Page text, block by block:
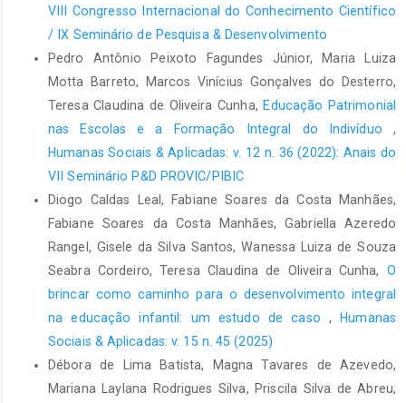
2016. Disponível em:
https://nasenjournals.onlinelibrary.wiley.com/doi/epdf/10.1111/
3802.12312. Acesso em: 12 ago 2024.
MANZINI, E. J. Tecnologia assistiva para educação: recursos
pedagógicos adaptados. In: ENSAIOS PEDAGÓGICOS
Construindo Escolas Inclusivas Brasília 2005. [s.l: s.n.].
Disponível em:
http://portal.mec.gov.br/seesp/arquivos/pdf/
MARCONI, M. de A.; LAKATOS, E. M. Técnicas de Pesquisa:
planejamento e execução de pesquisas, amostragens e
dados. 6. ed. São Paulo: Atlas, 2003.
MONTENEGRO, A. C. A.; SILVA, L. K. S. M.; BONOTTO, R. C. S.; et
al. Uso de sistema robusto de comunicação alternativa no
transtorno do espectro do autismo: relato de caso. Revista
CEFAC, v. 24, n. 2, p. e11421, 2022. Disponível em:
http://www.scielo.br/scielo.php?script=sci_arttext&pid=S1516-
VIII Congresso Internacional do Conhecimento Científico
/ IX Seminário de Pesquisa & Desenvolvimento
Pedro Antônio Peixoto Fagundes Júnior, Maria Luiza
Motta Barreto, Marcos Vinícius Gonçalves do Desterro,
Teresa Claudina de Oliveira Cunha,Educação Patrimonial
nas Escolas e a Formação Integral do Indivíduo ,
Humanas Sociais & Aplicadas: v. 12 n. 36 (2022): Anais do
VII Seminário P&D PROVIC/PIBIC
Diogo Caldas Leal, Fabiane Soares da Costa Manhães,
Fabiane Soares da Costa Manhães, Gabriella Azeredo
Rangel, Gisele da Silva Santos, Wanessa Luiza de Souza
Seabra Cordeiro, Teresa Claudina de Oliveira Cunha, O
brincar como caminho para o desenvolvimento integral
na educação infantil: um estudo de caso ,Humanas
Sociais & Aplicadas: v. 15 n. 45 (2025)
Débora de Lima Batista, Magna Tavares de Azevedo,
Mariana Laylana Rodrigues Silva, Priscila Silva de Abreu,